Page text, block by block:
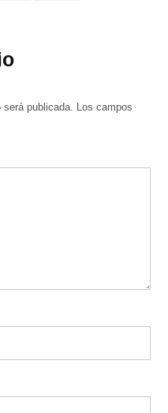
será publicada. Los campos